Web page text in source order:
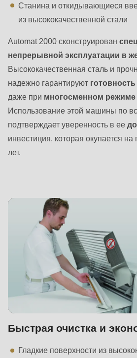
Станина и откидывающиеся
из высококачественной стали
Automat 2000 сконструирован
непрерывной эксплуатации в
Высококачественная сталь и
надежно гарантируют
даже при многосменном
Использование этой машины по
подтверждает уверенность в ее
инвестиция, которая окупается
лет.
Быстрая очистка и
Гладкие поверхности из